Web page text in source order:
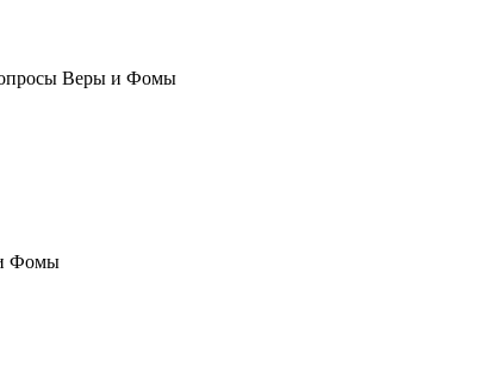
Веры и Фомы
Фомы